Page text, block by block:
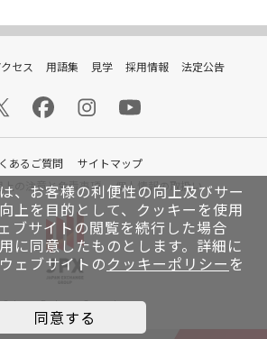
、お客様の利便性の向上及びサー
上を目的として、クッキーを使用
ブサイトの閲覧を続行した場合
に同意したものとします。詳細に
ェブサイトのクッキーポリシー を
同意する
セス 用語集 見学 採用情報 法定公告
あるご質問
サイトマップ
の注意と免責事項
個人情報の取扱い
© Japan Exchange Group, Inc.